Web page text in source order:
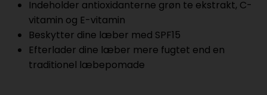
Indeholder antioxidanterne grøn te ekstrakt, C-
vitamin og E-vitamin
Beskytter dine læber med SPF15
Efterlader dine læber mere fugtet end en
traditionel læbepomade